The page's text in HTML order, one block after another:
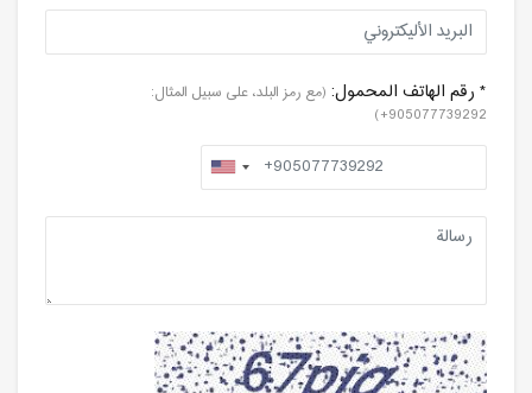
* رقم الهاتف المحمول: (مع رمز البلد، على سبيل المثال:
905077739292+)